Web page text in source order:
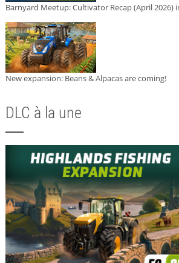
Barnyard Meetup: Cultivator Recap (April 2026)
New expansion: Beans & Alpacas are coming!
DLC à la une